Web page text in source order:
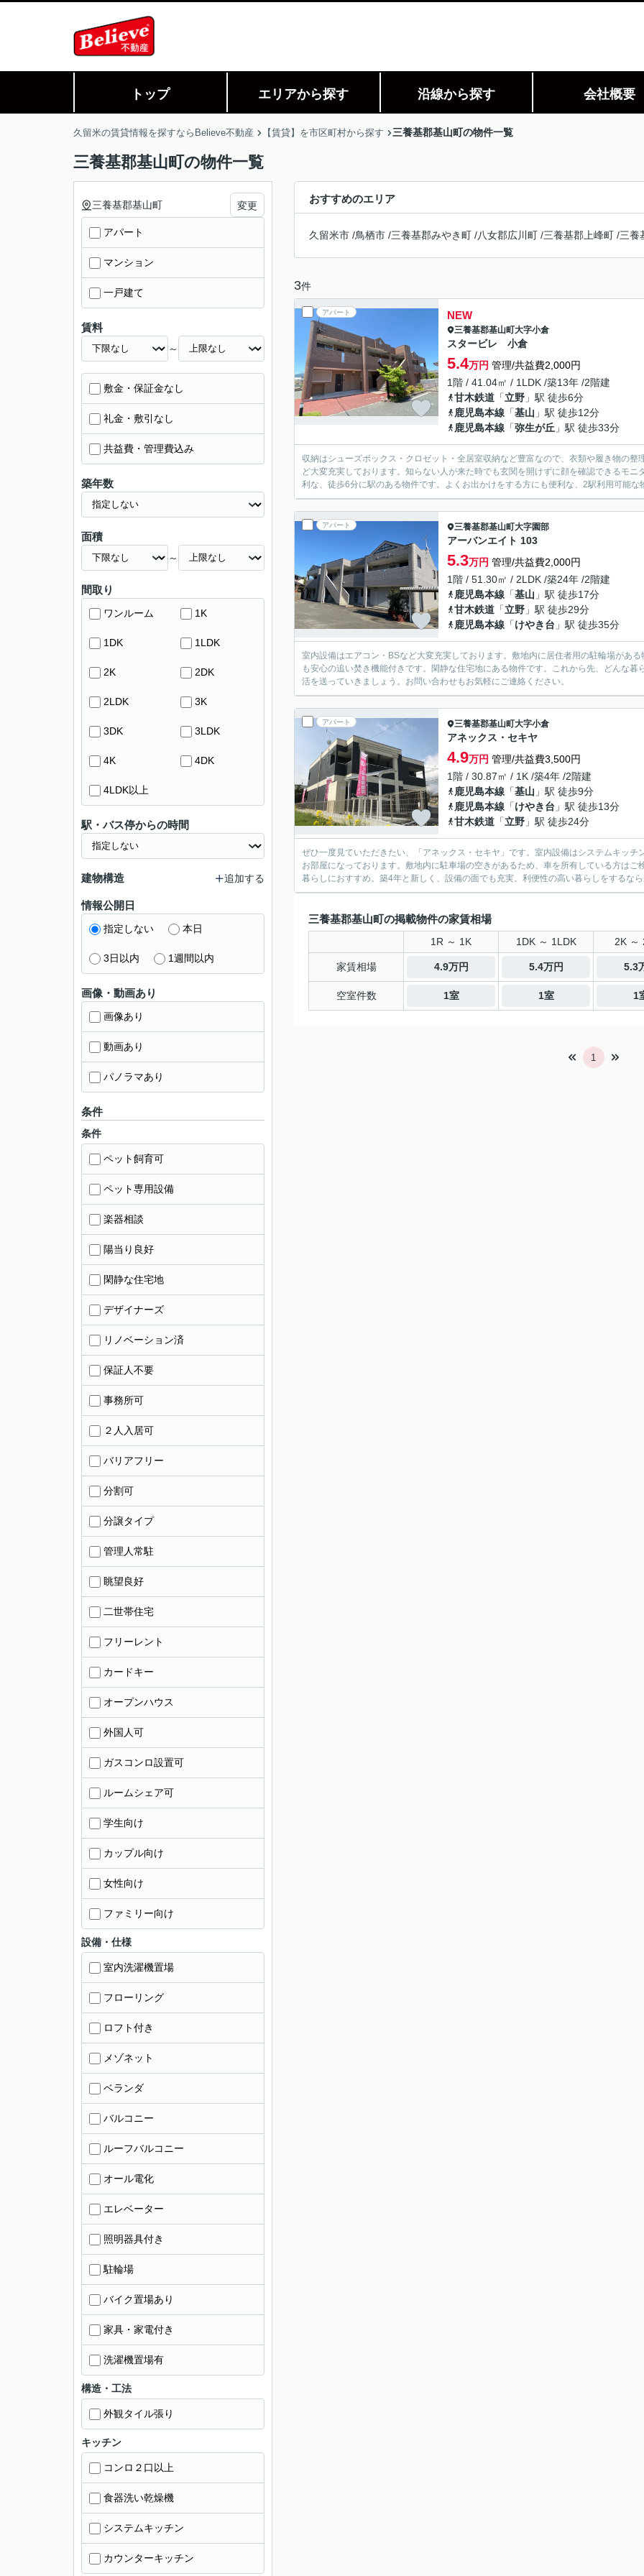
トップ エリアから探す 沿線から探す 会社概要
久留米の賃貸情報を探すならBelieve不動産 【賃貸】を市区町村から探す 三養基郡基山町の物件一覧
三養基郡基山町の物件一覧
おすすめのエリア
久留米市 /鳥栖市 /三養基郡みやき町 /八女郡広川町 /三養基郡上峰町 /三養
3件
アパート NEW
三養基郡基山町大字小倉
スタービレ 小倉
5.4万円 管理/共益費2,000円
1階 / 41.04㎡ / 1LDK /築13年 /2階建
甘木鉄道 「立野 」駅 徒歩6分
鹿児島本線 「基山 」駅 徒歩12分
鹿児島本線 「弥生が丘 」駅 徒歩33分
収納はシューズボックス・クロゼット・全居室収納など豊富なので、衣類や履き物の
ど大変充実しております。知らない人が来た時でも玄関を開けずに顔を確認できるモ
利な、徒歩6分に駅のある物件です。よくお出かけをする方にも便利な、2駅利用可能
アパート 三養基郡基山町大字園部
アーバンエイト 103
5.3万円 管理/共益費2,000円
1階 / 51.30㎡ / 2LDK /築24年 /2階建
鹿児島本線 「基山 」駅 徒歩17分
甘木鉄道 「立野 」駅 徒歩29分
鹿児島本線 「けやき台 」駅 徒歩35分
室内設備はエアコン・BSなど大変充実しております。敷地内に居住者用の駐輪場があ
も安心の追い焚き機能付きです。閑静な住宅地にある物件です。これから先、どんな
活を送っていきましょう。お問い合わせもお気軽にご連絡ください。
アパート 三養基郡基山町大字小倉
アネックス・セキヤ
4.9万円 管理/共益費3,500円
1階 / 30.87㎡ / 1K /築4年 /2階建
鹿児島本線 「基山 」駅 徒歩9分
鹿児島本線 「けやき台 」駅 徒歩13分
甘木鉄道 「立野 」駅 徒歩24分
ぜひ一度見ていただきたい、「アネックス・セキヤ」です。室内設備はシステムキッ
お部屋になっております。敷地内に駐車場の空きがあるため、車を所有している方は
暮らしにおすすめ。築4年と新しく、設備の面でも充実。利便性の高い暮らしをするな
三養基郡基山町の掲載物件の家賃相場
1R ～ 1K 1DK ～ 1LDK 2K ～
家賃相場 4.9万円 5.4万円 5.3
空室件数 1室 1室 1
1
三養基郡基山町 変更
アパート
マンション
一戸建て
賃料
～
敷金・保証金なし
礼金・敷引なし
共益費・管理費込み
築年数
面積
～
間取り
ワンルーム 1K
1DK 1LDK
2K 2DK
2LDK 3K
3DK 3LDK
4K 4DK
4LDK以上
駅・バス停からの時間
建物構造 追加する
情報公開日
指定しない 本日
3日以内 1週間以内
画像・動画あり
画像あり
動画あり
パノラマあり
条件
条件
ペット飼育可
ペット専用設備
楽器相談
陽当り良好
閑静な住宅地
デザイナーズ
リノベーション済
保証人不要
事務所可
２人入居可
バリアフリー
分割可
分譲タイプ
管理人常駐
眺望良好
二世帯住宅
フリーレント
カードキー
オープンハウス
外国人可
ガスコンロ設置可
ルームシェア可
学生向け
カップル向け
女性向け
ファミリー向け
設備・仕様
室内洗濯機置場
フローリング
ロフト付き
メゾネット
ベランダ
バルコニー
ルーフバルコニー
オール電化
エレベーター
照明器具付き
駐輪場
バイク置場あり
家具・家電付き
洗濯機置場有
構造・工法
外観タイル張り
キッチン
コンロ２口以上
食器洗い乾燥機
システムキッチン
カウンターキッチン